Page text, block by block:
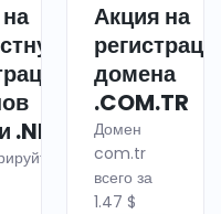
ДОМЕН
Акция на
домена
.COM.TR
Домен
com.tr
всего за
1.47 $